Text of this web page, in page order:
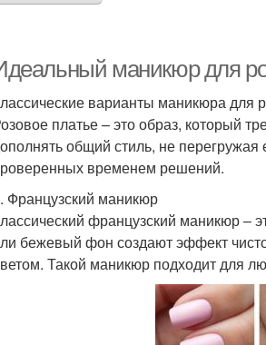
маникюр для
варианты маникюра для
платье – это образ, который
общий стиль, не
временем решений.
Французский маникюр
французский маникюр –
бежевый фон создают эффект
Такой маникюр подходит для